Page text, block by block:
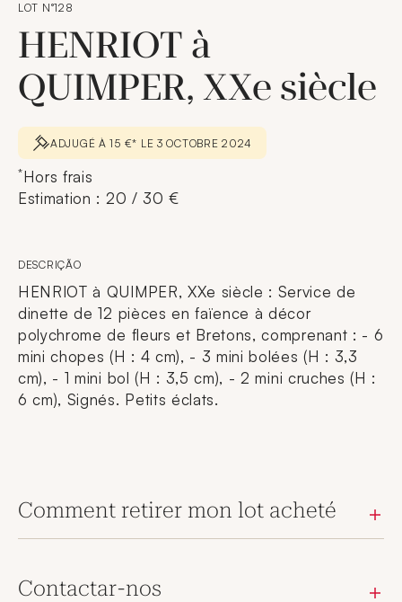
LOT N°128
HENRIOT à
QUIMPER, XXe siècle
ADJUGÉ À 15 €* LE 3 OCTOBRE 2024
*Hors frais
Estimation : 20 / 30 €
DESCRIÇÃO
HENRIOT à QUIMPER, XXe siècle : Service de
dinette de 12 pièces en faïence à décor
polychrome de fleurs et Bretons, comprenant : - 6
mini chopes (H : 4 cm), - 3 mini bolées (H : 3,3
cm), - 1 mini bol (H : 3,5 cm), - 2 mini cruches (H :
6 cm), Signés. Petits éclats.
Comment retirer mon lot acheté
Contactar-nos